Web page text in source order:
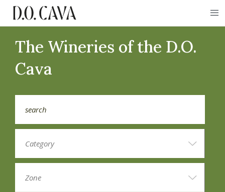
The Wineries of the D.O.
Cava